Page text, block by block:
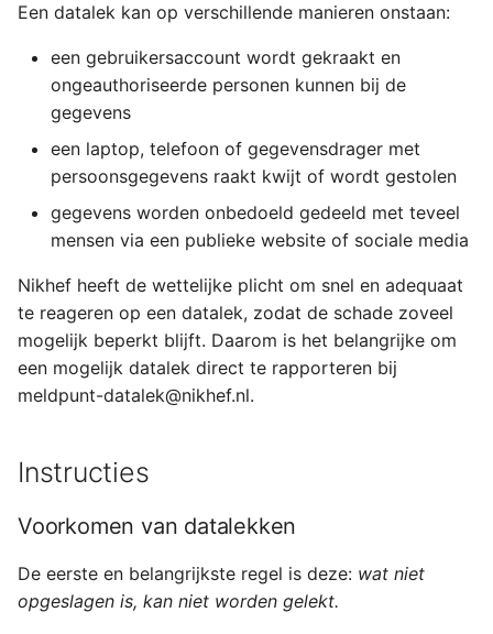
Een datalek kan op verschillende manieren onstaan:
een gebruikersaccount wordt gekraakt en
ongeauthoriseerde personen kunnen bij de
gegevens
een laptop, telefoon of gegevensdrager met
persoonsgegevens raakt kwijt of wordt gestolen
gegevens worden onbedoeld gedeeld met teveel
mensen via een publieke website of sociale media
Nikhef heeft de wettelijke plicht om snel en adequaat
te reageren op een datalek, zodat de schade zoveel
mogelijk beperkt blijft. Daarom is het belangrijke om
een mogelijk datalek direct te rapporteren bij
meldpunt-datalek@nikhef.nl.
Instructies
Voorkomen van datalekken
De eerste en belangrijkste regel is deze: wat niet
opgeslagen is, kan niet worden gelekt.